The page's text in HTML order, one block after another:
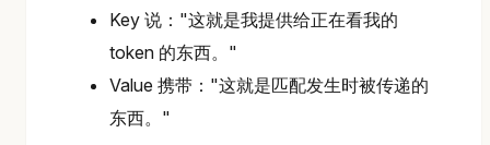
Key 说："这就是我提供给正在看我的
token 的东西。"
Value 携带："这就是匹配发生时被传递的
东西。"